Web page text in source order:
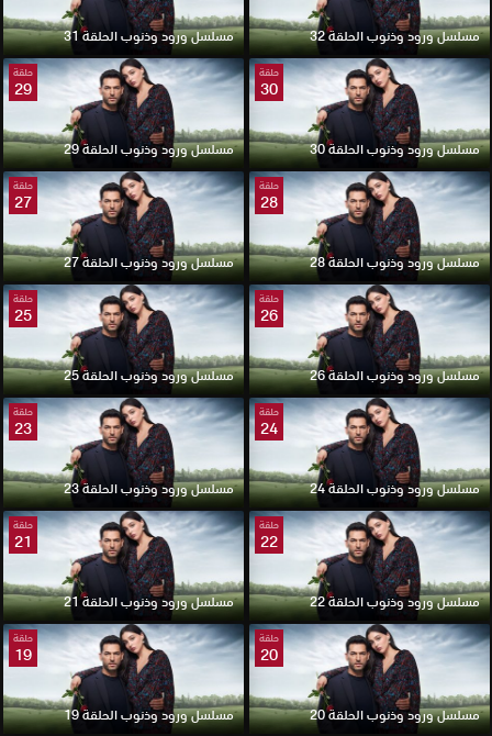
مسلسل ورود وذنوب الحلقة 32 مسلسل ورود وذنوب الحلقة 31
حلقة
30
مسلسل ورود وذنوب الحلقة 30
حلقة
29
مسلسل ورود وذنوب الحلقة 29
حلقة
28
مسلسل ورود وذنوب الحلقة 28
حلقة
27
مسلسل ورود وذنوب الحلقة 27
حلقة
26
مسلسل ورود وذنوب الحلقة 26
حلقة
25
مسلسل ورود وذنوب الحلقة 25
حلقة
24
مسلسل ورود وذنوب الحلقة 24
حلقة
23
مسلسل ورود وذنوب الحلقة 23
حلقة
22
مسلسل ورود وذنوب الحلقة 22
حلقة
21
مسلسل ورود وذنوب الحلقة 21
حلقة
20
مسلسل ورود وذنوب الحلقة 20
حلقة
19
مسلسل ورود وذنوب الحلقة 19